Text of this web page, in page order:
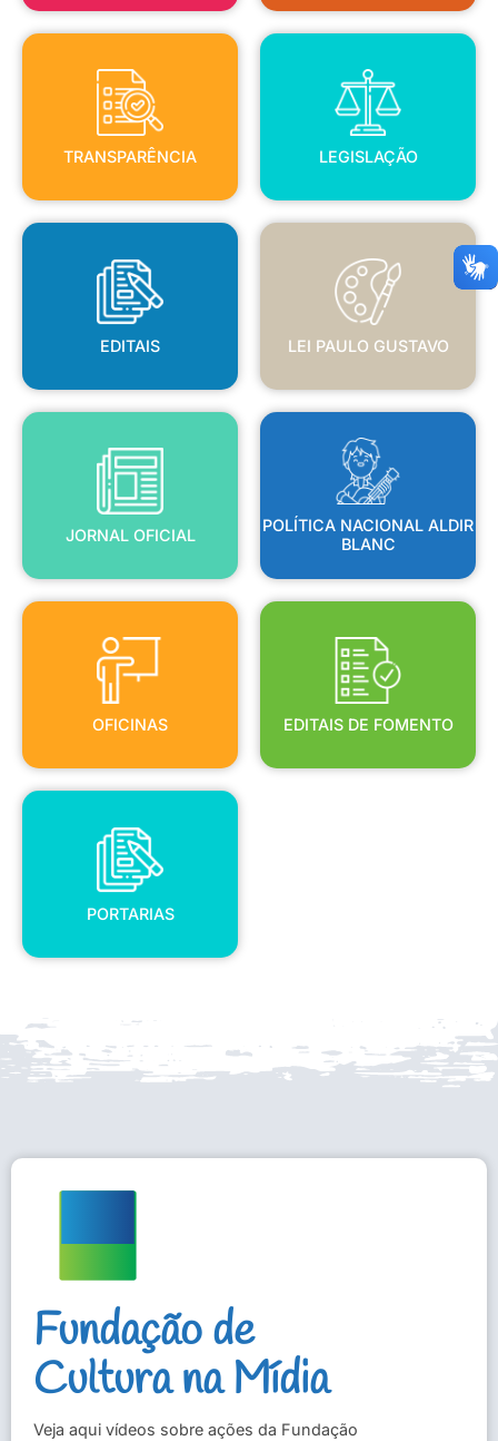
TRANSPARÊNCIA
TRANSPARÊNCIA
LEGISLAÇÃO
LEGISLAÇÃO
EDITAIS
EDITAIS
LEI PAULO GUSTAVO
LEI PAULO GUSTAVO
JORNAL OFICIAL
JORNAL OFICIAL
POLÍTICA NACIONAL ALDIR
BLANC
POLÍTICA NACIONAL ALDIR
BLANC
OFICINAS
OFICINAS
EDITAIS DE FOMENTO
EDITAIS DE FOMENTO
PORTARIAS
PORTARIAS
Fundação de
Cultura na Mídia
Veja aqui vídeos sobre ações da Fundação